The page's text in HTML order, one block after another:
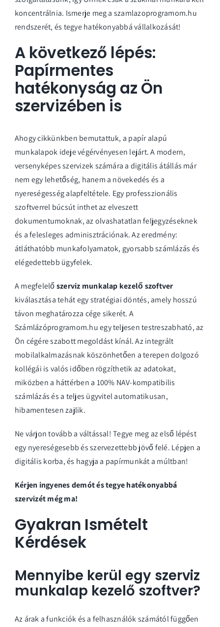
koncentrálnia. Ismerje meg a szamlazoprogramom.hu
rendszerét, és tegye hatékonyabbá vállalkozását!
A következő lépés:
Papírmentes
hatékonyság az Ön
szervizében is
Ahogy cikkünkben bemutattuk, a papír alapú
munkalapok ideje végérvényesen lejárt. A modern,
versenyképes szervizek számára a digitális átállás már
nem egy lehetőség, hanem a növekedés és a
nyereségesség alapfeltétele. Egy professzionális
szoftverrel búcsút inthet az elveszett
dokumentumoknak, az olvashatatlan feljegyzéseknek
és a felesleges adminisztrációnak. Az eredmény:
átláthatóbb munkafolyamatok, gyorsabb számlázás és
elégedettebb ügyfelek.
A megfelelőszerviz munkalap kezelő szoftver
kiválasztása tehát egy stratégiai döntés, amely hosszú
távon meghatározza cége sikerét. A
Számlázóprogramom.hu egy teljesen testreszabható, az
Ön cégére szabott megoldást kínál. Az integrált
mobilalkalmazásnak köszönhetően a terepen dolgozó
kollégái is valós időben rögzíthetik az adatokat,
miközben a háttérben a 100% NAV-kompatibilis
számlázás és a teljes ügyvitel automatikusan,
hibamentesen zajlik.
Ne várjon tovább a váltással! Tegye meg az első lépést
egy nyereségesebb és szervezettebb jövő felé. Lépjen a
digitális korba, és hagyja a papírmunkát a múltban!
Kérjen ingyenes demót és tegye hatékonyabbá
szervizét még ma!
Gyakran Ismételt
Kérdések
Mennyibe kerül egy szerviz
munkalap kezelő szoftver?
Az árak a funkciók és a felhasználók számától függően